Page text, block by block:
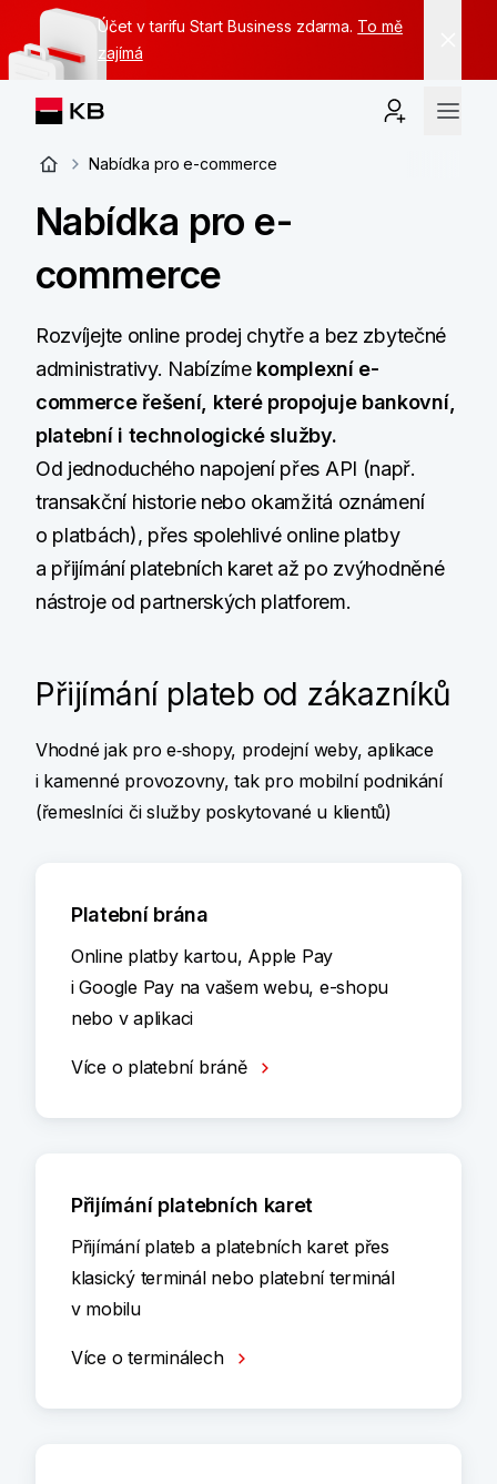
Účet v tarifu Start Business zdarma. To mě
zajímá
Nabídka pro e-commerce
Nabídka pro e-
commerce
Rozvíjejte online prodej chytře a bez zbytečné
administrativy. Nabízíme komplexní e-
commerce řešení, které propojuje bankovní,
platební i technologické služby.
Od jednoduchého napojení přes API (např.
transakční historie nebo okamžitá oznámení
o platbách), přes spolehlivé online platby
a přijímání platebních karet až po zvýhodněné
nástroje od partnerských platforem.
Přijímání plateb od zákazníků
Vhodné jak pro e‑shopy, prodejní weby, aplikace
i kamenné provozovny, tak pro mobilní podnikání
(řemeslníci či služby poskytované u klientů)
Platební brána
Online platby kartou, Apple Pay
i Google Pay na vašem webu, e-shopu
nebo v aplikaci
Více o platební bráně
Přijímání platebních karet
Přijímání plateb a platebních karet přes
klasický terminál nebo platební terminál
v mobilu
Více o terminálech